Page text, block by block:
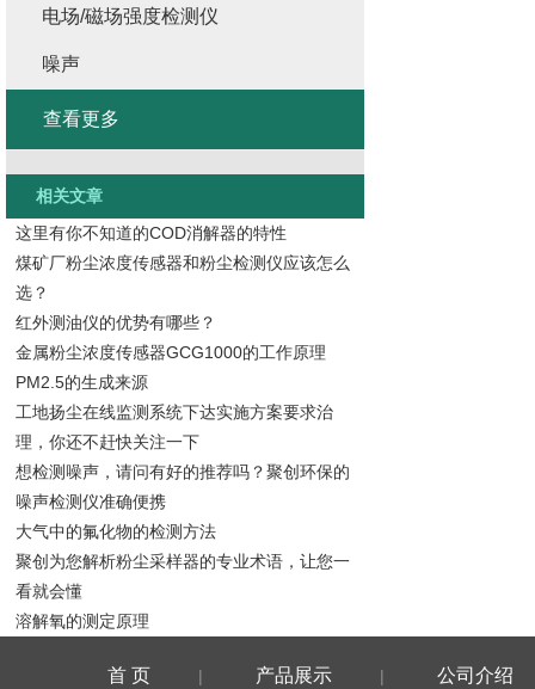
电场/磁场强度检测仪
噪声
查看更多
相关文章
这里有你不知道的COD消解器的特性
煤矿厂粉尘浓度传感器和粉尘检测仪应该怎么
选？
红外测油仪的优势有哪些？
金属粉尘浓度传感器GCG1000的工作原理
PM2.5的生成来源
工地扬尘在线监测系统下达实施方案要求治
理，你还不赶快关注一下
想检测噪声，请问有好的推荐吗？聚创环保的
噪声检测仪准确便携
大气中的氟化物的检测方法
​聚创为您解析粉尘采样器的专业术语，让您一
看就会懂
溶解氧的测定原理
首 页 | 产品展示 | 公司介绍